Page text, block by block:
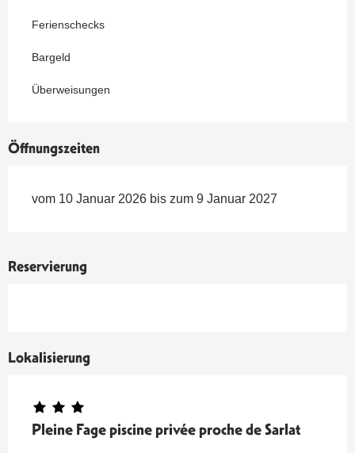
Ferienschecks
Bargeld
Überweisungen
Öffnungszeiten
vom 10 Januar 2026 bis zum 9 Januar 2027
Reservierung
Lokalisierung
Pleine Fage piscine privée proche de Sarlat